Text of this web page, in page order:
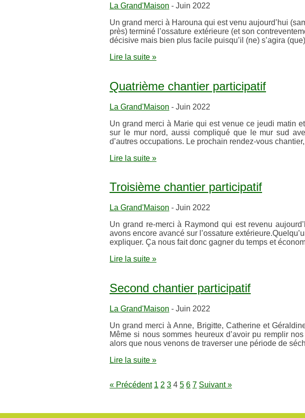
La Grand'Maison - Juin 2022
Un grand merci à Harouna qui est venu aujourd’hui
près) terminé l’ossature extérieure (et son
décisive mais bien plus facile puisqu’il (ne) s’agira
Lire la suite »
Quatrième chantier participatif
La Grand'Maison - Juin 2022
Un grand merci à Marie qui est venue ce jeudi matin
sur le mur nord, aussi compliqué que le mur sud
d’autres occupations. Le prochain rendez-vous
Lire la suite »
Troisième chantier participatif
La Grand'Maison - Juin 2022
Un grand re-merci à Raymond qui est revenu
avons encore avancé sur l’ossature
expliquer. Ça nous fait donc gagner du temps et
Lire la suite »
Second chantier participatif
La Grand'Maison - Juin 2022
Un grand merci à Anne, Brigitte, Catherine et
Même si nous sommes heureux d’avoir pu remplir
alors que nous venons de traverser une période de
Lire la suite »
« Précédent 1 2 3 4 5 6 7 Suivant »